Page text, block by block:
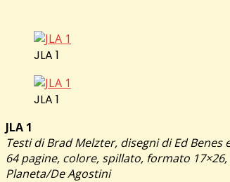
JLA 1
JLA 1
JLA 1
Testi di Brad Melzter, disegni di Ed Benes
64 pagine, colore, spillato, formato 17×26,
Planeta/De Agostini